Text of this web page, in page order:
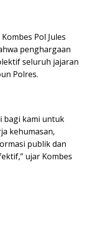
Pol Jules
penghargaan
seluruh jajaran
Polres.
bagi kami untuk
kehumasan,
publik dan
ujar Kombes